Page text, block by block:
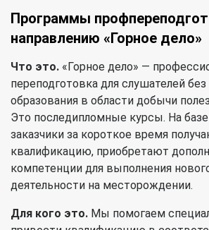
Программы
направлению «Горное дело»
Что это. «Горное дело» —
переподготовка для слушателей без
образования в области добычи
Это последипломные курсы. На
заказчики за короткое время
квалификацию, приобретают
компетенции для выполнения
деятельности на месторождении.
Для кого это. Мы помогаем